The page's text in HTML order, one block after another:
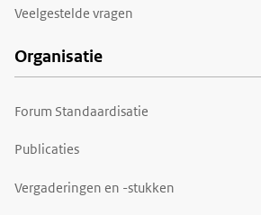
Veelgestelde vragen
Organisatie
Forum Standaardisatie
Publicaties
Vergaderingen en -stukken